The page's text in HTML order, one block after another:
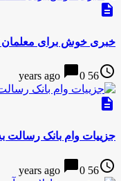
description
خبری خوش برای معلمان /
access_time
56 years ago
chat_bubble0
description
جزییات وام بانک رسالت
access_time
56 years ago
chat_bubble0